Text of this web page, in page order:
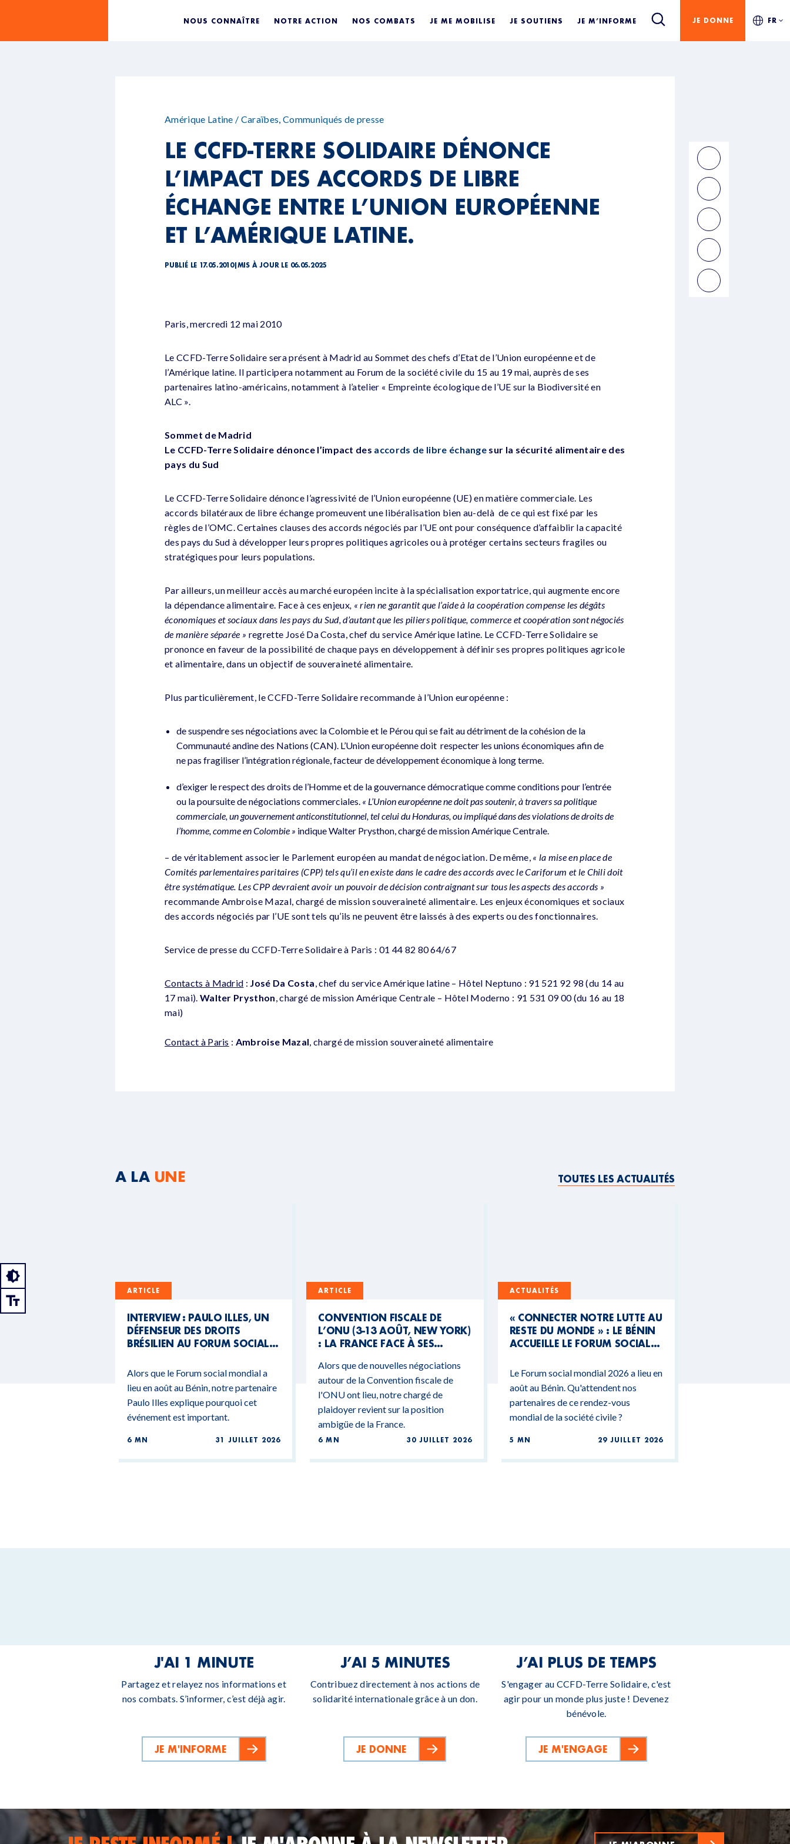
NOUS CONNAÎTRE NOTRE ACTION NOS COMBATS JE ME MOBILISE JE SOUTIENS JE M’INFORME JE DONNE FR
Amérique Latine / Caraïbes, Communiqués de presse
LE CCFD-TERRE SOLIDAIRE DÉNONCE
L’IMPACT DES ACCORDS DE LIBRE
ÉCHANGE ENTRE L’UNION EUROPÉENNE
ET L’AMÉRIQUE LATINE.
PUBLIÉ LE 17.05.2010| MIS À JOUR LE 06.05.2025
Paris, mercredi 12 mai 2010
Le CCFD-Terre Solidaire sera présent à Madrid au Sommet des chefs d’Etat de l’Union européenne et de
l’Amérique latine. Il participera notamment au Forum de la société civile du 15 au 19 mai, auprès de ses
partenaires latino-américains, notamment à l’atelier « Empreinte écologique de l’UE sur la Biodiversité en
ALC ».
Sommet de Madrid
Le CCFD-Terre Solidaire dénonce l’impact des accords de libre échange sur la sécurité alimentaire des
pays du Sud
Le CCFD-Terre Solidaire dénonce l’agressivité de l’Union européenne (UE) en matière commerciale. Les
accords bilatéraux de libre échange promeuvent une libéralisation bien au-delà de ce qui est fixé par les
règles de l’OMC. Certaines clauses des accords négociés par l’UE ont pour conséquence d’affaiblir la capacité
des pays du Sud à développer leurs propres politiques agricoles ou à protéger certains secteurs fragiles ou
stratégiques pour leurs populations.
Par ailleurs, un meilleur accès au marché européen incite à la spécialisation exportatrice, qui augmente encore
la dépendance alimentaire. Face à ces enjeux, « rien ne garantit que l’aide à la coopération compense les dégâts
économiques et sociaux dans les pays du Sud, d’autant que les piliers politique, commerce et coopération sont négociés
de manière séparée » regrette José Da Costa, chef du service Amérique latine. Le CCFD-Terre Solidaire se
prononce en faveur de la possibilité de chaque pays en développement à définir ses propres politiques agricole
et alimentaire, dans un objectif de souveraineté alimentaire.
Plus particulièrement, le CCFD-Terre Solidaire recommande à l’Union européenne :
de suspendre ses négociations avec la Colombie et le Pérou qui se fait au détriment de la cohésion de la
Communauté andine des Nations (CAN). L’Union européenne doit respecter les unions économiques afin de
ne pas fragiliser l’intégration régionale, facteur de développement économique à long terme.
d’exiger le respect des droits de l’Homme et de la gouvernance démocratique comme conditions pour l’entrée
ou la poursuite de négociations commerciales. « L’Union européenne ne doit pas soutenir, à travers sa politique
commerciale, un gouvernement anticonstitutionnel, tel celui du Honduras, ou impliqué dans des violations de droits de
l’homme, comme en Colombie » indique Walter Prysthon, chargé de mission Amérique Centrale.
– de véritablement associer le Parlement européen au mandat de négociation. De même, « la mise en place de
Comités parlementaires paritaires (CPP) tels qu’il en existe dans le cadre des accords avec le Cariforum et le Chili doit
être systématique. Les CPP devraient avoir un pouvoir de décision contraignant sur tous les aspects des accords »
recommande Ambroise Mazal, chargé de mission souveraineté alimentaire. Les enjeux économiques et sociaux
des accords négociés par l’UE sont tels qu’ils ne peuvent être laissés à des experts ou des fonctionnaires.
Service de presse du CCFD-Terre Solidaire à Paris : 01 44 82 80 64/67
Contacts à Madrid : José Da Costa, chef du service Amérique latine – Hôtel Neptuno : 91 521 92 98 (du 14 au
17 mai). Walter Prysthon, chargé de mission Amérique Centrale – Hôtel Moderno : 91 531 09 00 (du 16 au 18
mai)
Contact à Paris : Ambroise Mazal, chargé de mission souveraineté alimentaire
A LA UNE TOUTES LES ACTUALITÉS
ARTICLE
INTERVIEW : PAULO ILLES, UN
DÉFENSEUR DES DROITS
BRÉSILIEN AU FORUM SOCIAL
Alors que le Forum social mondial a
lieu en août au Bénin, notre partenaire
Paulo Illes explique pourquoi cet
événement est important.
6 MN 31 JUILLET 2026
ARTICLE
CONVENTION FISCALE DE
L’ONU (3-13 AOÛT, NEW YORK)
: LA FRANCE FACE À SES
BUDGÉTAIRES
Alors que de nouvelles négociations
autour de la Convention fiscale de
l'ONU ont lieu, notre chargé de
plaidoyer revient sur la position
ambigüe de la France.
6 MN 30 JUILLET 2026
ACTUALITÉS
« CONNECTER NOTRE LUTTE AU
RESTE DU MONDE » : LE BÉNIN
ACCUEILLE LE FORUM SOCIAL
Le Forum social mondial 2026 a lieu en
août au Bénin. Qu'attendent nos
partenaires de ce rendez-vous
mondial de la société civile ?
5 MN 29 JUILLET 2026
J'AI 1 MINUTE
Partagez et relayez nos informations et
nos combats. S’informer, c’est déjà agir.
JE M'INFORME
J’AI 5 MINUTES
Contribuez directement à nos actions de
solidarité internationale grâce à un don.
JE DONNE
J’AI PLUS DE TEMPS
S'engager au CCFD-Terre Solidaire, c'est
agir pour un monde plus juste ! Devenez
bénévole.
JE M'ENGAGE